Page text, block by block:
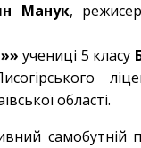
Манук,
учениці 5 класу
області.
самобутній